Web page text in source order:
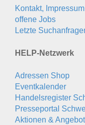
Kontakt, Impressum
offene Jobs
Letzte
HELP-Netzwerk
Adressen Shop
Eventkalender
Handelsregister
Presseportal
Aktionen &